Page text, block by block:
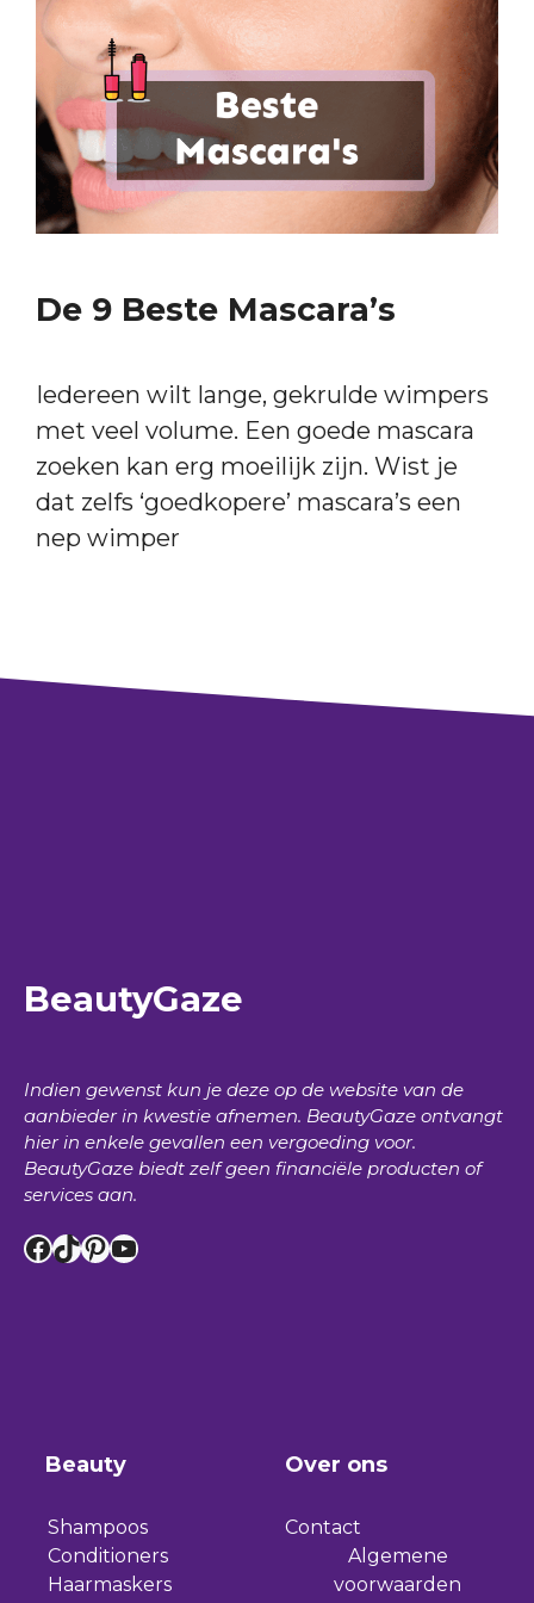
De 9 Beste Mascara’s
Iedereen wilt lange, gekrulde wimpers
met veel volume. Een goede mascara
zoeken kan erg moeilijk zijn. Wist je
dat zelfs ‘goedkopere’ mascara’s een
nep wimper
BeautyGaze
Indien gewenst kun je deze op de website van de
aanbieder in kwestie afnemen. BeautyGaze ontvangt
hier in enkele gevallen een vergoeding voor.
BeautyGaze biedt zelf geen financiële producten of
services aan.
Facebook
TikTok
Pinterest
YouTube
Beauty
Shampoos
Conditioners
Haarmaskers
Over ons
Contact
Algemene
voorwaarden